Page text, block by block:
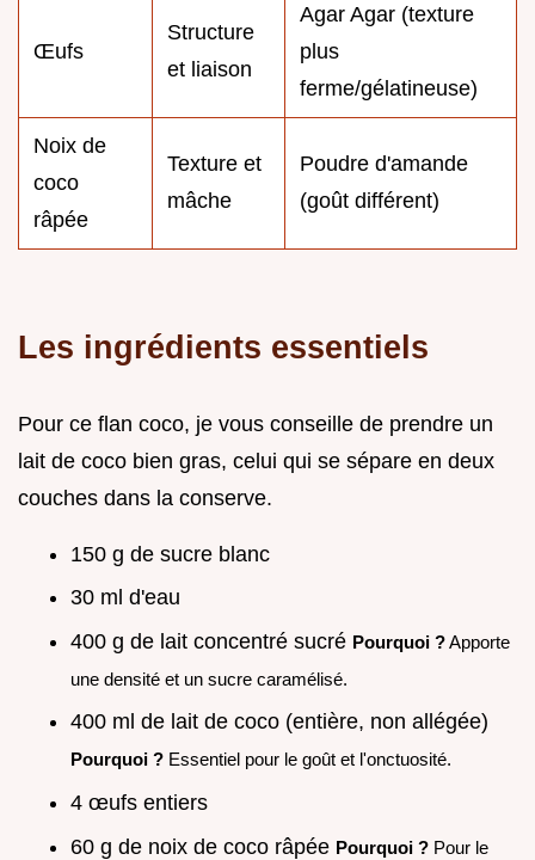
Œufs
Structure
et liaison
Agar Agar (texture
plus
ferme/gélatineuse)
Noix de
coco
râpée
Texture et
mâche
Poudre d'amande
(goût différent)
Les ingrédients essentiels
Pour ce flan coco, je vous conseille de prendre un
lait de coco bien gras, celui qui se sépare en deux
couches dans la conserve.
150 g de sucre blanc
30 ml d'eau
400 g de lait concentré sucré Pourquoi ?Apporte
une densité et un sucre caramélisé.
400 ml de lait de coco (entière, non allégée)
Pourquoi ? Essentiel pour le goût et l'onctuosité.
4 œufs entiers
60 g de noix de coco râpée Pourquoi ? Pour le